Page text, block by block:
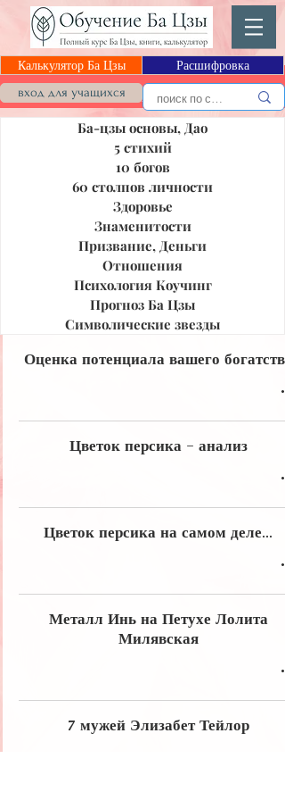
Калькулятор Ба Цзы Расшифровка
вход для учащихсяБлог Ба Цзы
Ба-цзы основы, Дао
5 стихий
10 богов
60 столпов личности
Здоровье
Знаменитости
Призвание, Деньги
Отношения
Психология Коучинг
Прогноз Ба Цзы
Символические звезды
Оценка потенциала вашего богатства
Цветок персика - анализ
Цветок персика на самом деле...
Металл Инь на Петухе Лолита
Милявская
7 мужей Элизабет Тейлор